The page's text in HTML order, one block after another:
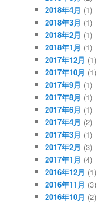
2018年4月 (1)
2018年3月 (1)
2018年2月 (1)
2018年1月 (1)
2017年12月 (1)
2017年10月 (1)
2017年9月 (1)
2017年8月 (1)
2017年6月 (1)
2017年4月 (2)
2017年3月 (1)
2017年2月 (3)
2017年1月 (4)
2016年12月 (1)
2016年11月 (3)
2016年10月 (2)